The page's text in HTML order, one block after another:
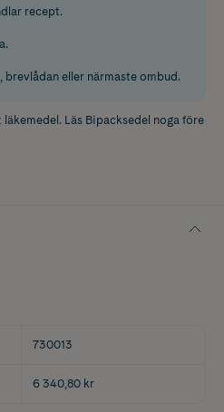
recept.
eller närmaste ombud.
Läs Bipacksedel noga före
730013
6 340,80 kr